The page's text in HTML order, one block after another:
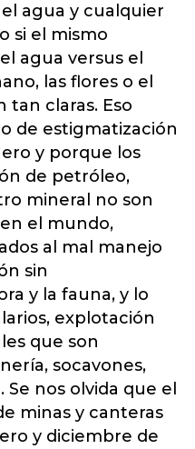
agua y cualquier
si el mismo
agua versus el
las flores o el
tan claras. Eso
de estigmatización
y porque los
de petróleo,
mineral no son
el mundo,
al mal manejo
sin
y la fauna, y lo
explotación
que son
socavones,
nos olvida que el
minas y canteras
y diciembre de